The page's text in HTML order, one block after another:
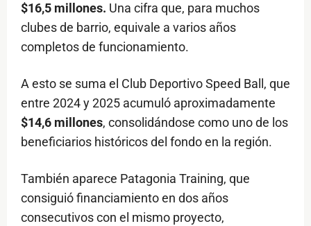
$16,5 millones. Una cifra que, para muchos
clubes de barrio, equivale a varios años
completos de funcionamiento.
A esto se suma el Club Deportivo Speed Ball, que
entre 2024 y 2025 acumuló aproximadamente
$14,6 millones, consolidándose como uno de los
beneficiarios históricos del fondo en la región.
También aparece Patagonia Training, que
consiguió financiamiento en dos años
consecutivos con el mismo proyecto,